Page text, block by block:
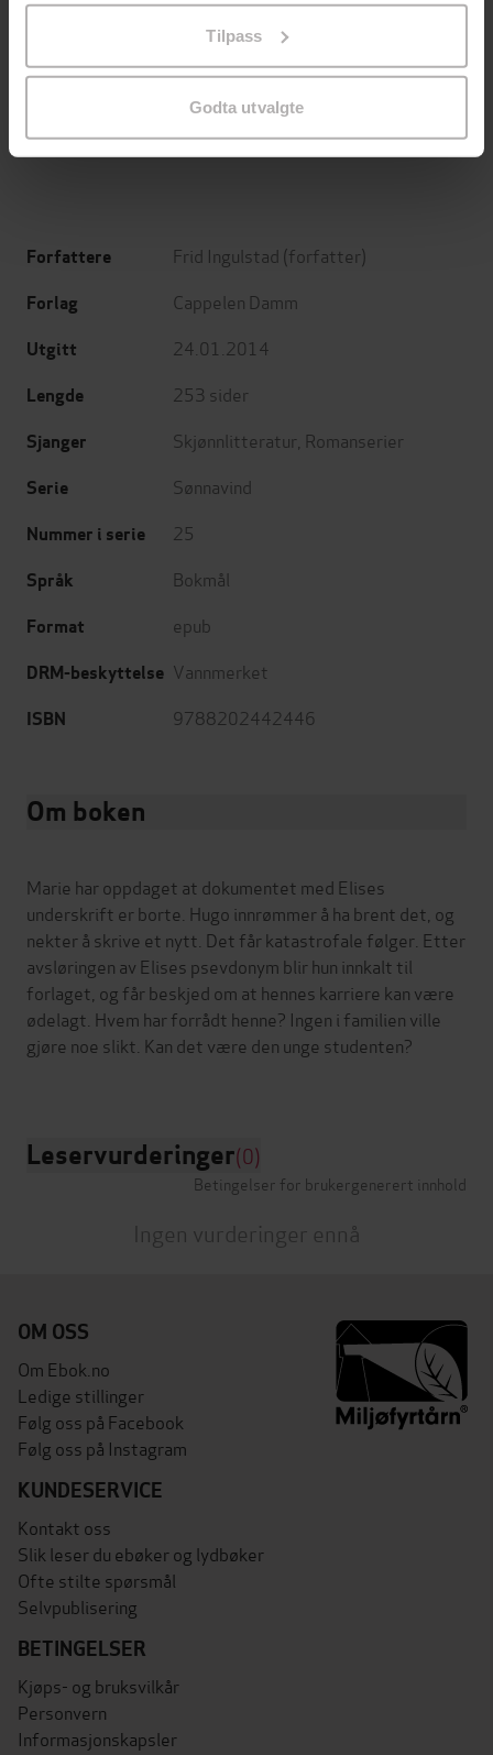
Tilpass
Godta utvalgte
Avskjed
Frid Ingulstad
EBOK
Like barn leker best
EBOK
Forfattere Frid Ingulstad (forfatter)
Forlag Cappelen Damm
Utgitt 24.01.2014
Lengde 253 sider
Sjanger Skjønnlitteratur Romanserier
Serie Sønnavind
Nummer i serie 25
Språk Bokmål
Format epub
DRM-beskyttelse Vannmerket
ISBN 9788202442446
Om boken
Marie har oppdaget at dokumentet med Elises
underskrift er borte. Hugo innrømmer å ha brent det, og
nekter å skrive et nytt. Det får katastrofale følger. Etter
avsløringen av Elises psevdonym blir hun innkalt til
forlaget, og får beskjed om at hennes karriere kan være
ødelagt. Hvem har forrådt henne? Ingen i familien ville
gjøre noe slikt. Kan det være den unge studenten?
Leservurderinger(0)
Betingelser for brukergenerert innhold
Ingen vurderinger ennå
OM OSS
Om Ebok.no
Ledige stillinger
Følg oss på Facebook
Følg oss på Instagram
KUNDESERVICE
Kontakt oss
Slik leser du ebøker og lydbøker
Ofte stilte spørsmål
Selvpublisering
BETINGELSER
Kjøps- og bruksvilkår
Personvern
Informasjonskapsler